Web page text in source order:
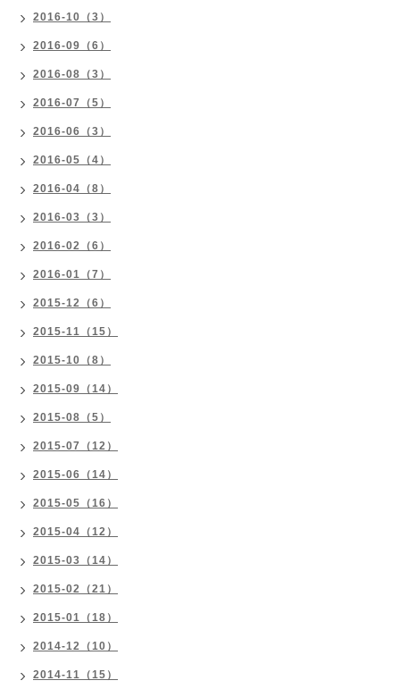
2016-10（3）
2016-09（6）
2016-08（3）
2016-07（5）
2016-06（3）
2016-05（4）
2016-04（8）
2016-03（3）
2016-02（6）
2016-01（7）
2015-12（6）
2015-11（15）
2015-10（8）
2015-09（14）
2015-08（5）
2015-07（12）
2015-06（14）
2015-05（16）
2015-04（12）
2015-03（14）
2015-02（21）
2015-01（18）
2014-12（10）
2014-11（15）